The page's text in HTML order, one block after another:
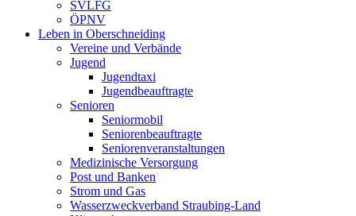
SVLFG
ÖPNV
Leben in Oberschneiding
Vereine und Verbände
Jugend
Jugendtaxi
Jugendbeauftragte
Senioren
Seniormobil
Seniorenbeauftragte
Seniorenveranstaltungen
Medizinische Versorgung
Post und Banken
Strom und Gas
Wasserzweckverband Straubing-Land